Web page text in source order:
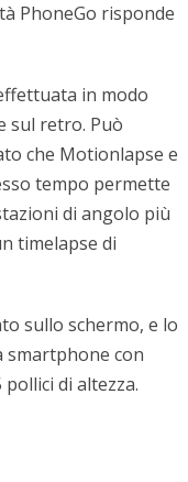
PhoneGo risponde
in modo
sul retro. Può
che Motionlapse e
tempo permette
di angolo più
timelapse di
sullo schermo, e lo
smartphone con
di altezza.